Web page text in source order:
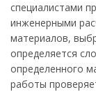
специалистами
инженерными
материалов,
определяется
определенного
работы